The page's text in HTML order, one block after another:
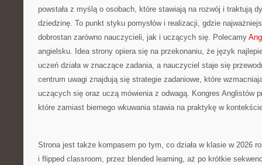
powstała z myślą o osobach, które stawiają na rozwój i traktują
dziedzinę. To punkt styku pomysłów i realizacji, gdzie
dobrostan zarówno nauczycieli, jak i uczących się. Polecamy
angielsku. Idea strony opiera się na przekonaniu, że język
uczeń działa w znaczące zadania, a nauczyciel staje się
centrum uwagi znajdują się strategie zadaniowe, które
uczących się oraz uczą mówienia z odwagą. Kongres Anglistów
które zamiast biernego wkuwania stawia na praktykę w
Strona jest także kompasem po tym, co działa w klasie w 2026
i flipped classroom, przez blended learning, aż po krótkie